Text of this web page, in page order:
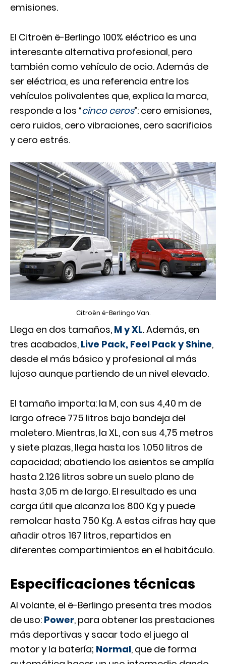
emisiones.
El Citroën ë-Berlingo 100% eléctrico es una
interesante alternativa profesional, pero
también como vehículo de ocio. Además de
ser eléctrica, es una referencia entre los
vehículos polivalentes que, explica la marca,
responde a los “cinco ceros”: cero emisiones,
cero ruidos, cero vibraciones, cero sacrificios
y cero estrés.
Citroën ë-Berlingo Van.
Llega en dos tamaños, M y XL. Además, en
tres acabados, Live Pack, Feel Pack y Shine,
desde el más básico y profesional al más
lujoso aunque partiendo de un nivel elevado.
El tamaño importa: la M, con sus 4,40 m de
largo ofrece 775 litros bajo bandeja del
maletero. Mientras, la XL, con sus 4,75 metros
y siete plazas, llega hasta los 1.050 litros de
capacidad; abatiendo los asientos se amplía
hasta 2.126 litros sobre un suelo plano de
hasta 3,05 m de largo. El resultado es una
carga útil que alcanza los 800 Kg y puede
remolcar hasta 750 Kg. A estas cifras hay que
añadir otros 167 litros, repartidos en
diferentes compartimientos en el habitáculo.
Especificaciones técnicas
Al volante, el ë-Berlingo presenta tres modos
de uso: Power, para obtener las prestaciones
más deportivas y sacar todo el juego al
motor y la batería; Normal, que de forma